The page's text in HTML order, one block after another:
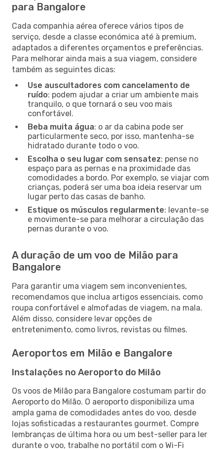
para Bangalore
Cada companhia aérea oferece vários tipos de
serviço, desde a classe económica até à premium,
adaptados a diferentes orçamentos e preferências.
Para melhorar ainda mais a sua viagem, considere
também as seguintes dicas:
Use auscultadores com cancelamento de
ruído: podem ajudar a criar um ambiente mais
tranquilo, o que tornará o seu voo mais
confortável.
Beba muita água: o ar da cabina pode ser
particularmente seco, por isso, mantenha-se
hidratado durante todo o voo.
Escolha o seu lugar com sensatez: pense no
espaço para as pernas e na proximidade das
comodidades a bordo. Por exemplo, se viajar com
crianças, poderá ser uma boa ideia reservar um
lugar perto das casas de banho.
Estique os músculos regularmente: levante-se
e movimente-se para melhorar a circulação das
pernas durante o voo.
A duração de um voo de Milão para
Bangalore
Para garantir uma viagem sem inconvenientes,
recomendamos que inclua artigos essenciais, como
roupa confortável e almofadas de viagem, na mala.
Além disso, considere levar opções de
entretenimento, como livros, revistas ou filmes.
Aeroportos em Milão e Bangalore
Instalações no Aeroporto do Milão
Os voos de Milão para Bangalore costumam partir do
Aeroporto do Milão. O aeroporto disponibiliza uma
ampla gama de comodidades antes do voo, desde
lojas sofisticadas a restaurantes gourmet. Compre
lembranças de última hora ou um best-seller para ler
durante o voo, trabalhe no portátil com o Wi-Fi